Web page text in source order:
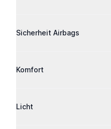
Sicherheit Airbags
Komfort
Licht